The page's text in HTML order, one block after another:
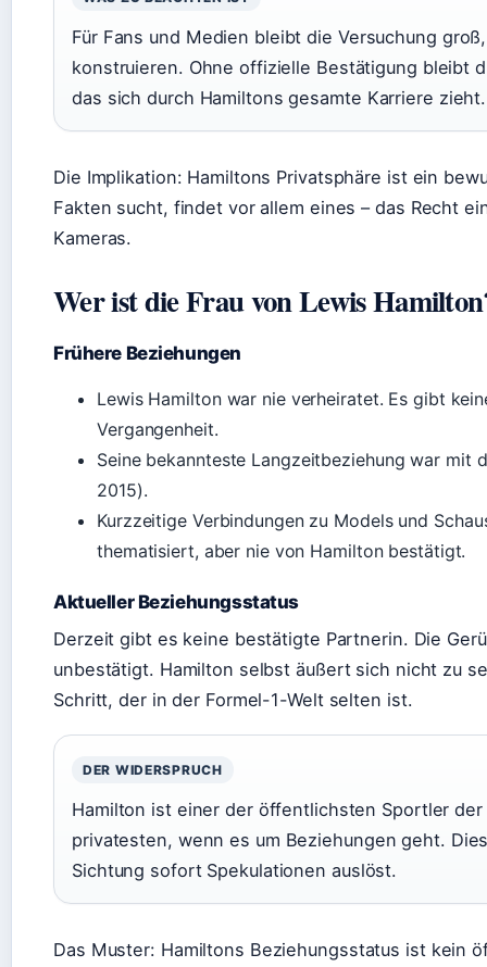
Für Fans und Medien bleibt die Versuchung
konstruieren. Ohne offizielle Bestätigung bleibt
das sich durch Hamiltons gesamte Karriere zieht.
Die Implikation: Hamiltons Privatsphäre ist ein
Fakten sucht, findet vor allem eines – das Recht
Kameras.
Wer ist die Frau von Lewis
Frühere Beziehungen
Lewis Hamilton war nie verheiratet. Es gibt
Vergangenheit.
Seine bekannteste Langzeitbeziehung war mit
2015).
Kurzzeitige Verbindungen zu Models und
thematisiert, aber nie von Hamilton bestätigt.
Aktueller Beziehungsstatus
Derzeit gibt es keine bestätigte Partnerin. Die
unbestätigt. Hamilton selbst äußert sich nicht zu
Schritt, der in der Formel-1-Welt selten ist.
DER WIDERSPRUCH
Hamilton ist einer der öffentlichsten Sportler
privatesten, wenn es um Beziehungen geht.
Sichtung sofort Spekulationen auslöst.
Das Muster: Hamiltons Beziehungsstatus ist kein